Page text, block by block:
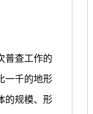
普查工作的
一千的地形
的规模、形